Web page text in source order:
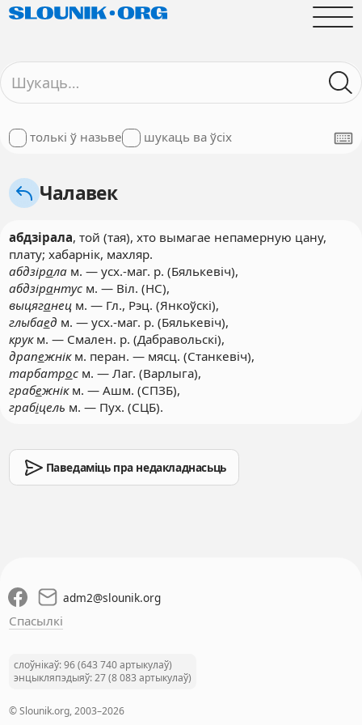
толькі ў назьве шукаць ва ўсіх
Чалавек
абдзірала, той (тая), хто вымагае непамерную цану,
плату; хабарнік, махляр.
абдзіралам. — усх.-маг. р. (Бялькевіч),
абдзірантусм. — Віл. (НС),
выцяганецм. — Гл., Рэц. (Янкоўскі),
глыбаед м. — усх.-маг. р. (Бялькевіч),
крукм. — Смален. р. (Дабравольскі),
драпежнікм. перан. — мясц. (Станкевіч),
тарбатросм. — Лаг. (Варлыга),
грабежнікм. — Ашм. (СПЗБ),
грабіцель м. — Пух. (СЦБ).
Паведаміць пра недакладнасьць
adm2@slounik.org
Спасылкі
слоўнікаў: 96 (643 740 артыкулаў)
энцыкляпэдыяў: 27 (8 083 артыкулаў)
© Slounik.org, 2003–2026